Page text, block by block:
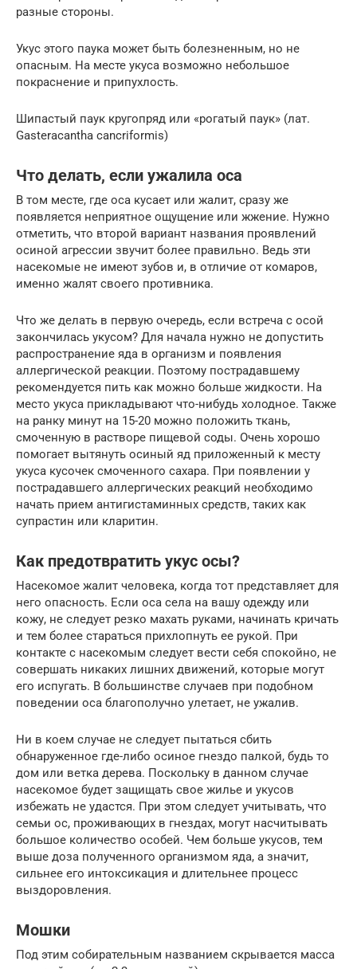
разные стороны.
Укус этого паука может быть болезненным, но не
опасным. На месте укуса возможно небольшое
покраснение и припухлость.
Шипастый паук кругопряд или «рогатый паук» (лат.
Gasteracantha cancriformis)
Что делать, если ужалила оса
В том месте, где оса кусает или жалит, сразу же
появляется неприятное ощущение или жжение. Нужно
отметить, что второй вариант названия проявлений
осиной агрессии звучит более правильно. Ведь эти
насекомые не имеют зубов и, в отличие от комаров,
именно жалят своего противника.
Что же делать в первую очередь, если встреча с осой
закончилась укусом? Для начала нужно не допустить
распространение яда в организм и появления
аллергической реакции. Поэтому пострадавшему
рекомендуется пить как можно больше жидкости. На
место укуса прикладывают что-нибудь холодное. Также
на ранку минут на 15-20 можно положить ткань,
смоченную в растворе пищевой соды. Очень хорошо
помогает вытянуть осиный яд приложенный к месту
укуса кусочек смоченного сахара. При появлении у
пострадавшего аллергических реакций необходимо
начать прием антигистаминных средств, таких как
супрастин или кларитин.
Как предотвратить укус осы?
Насекомое жалит человека, когда тот представляет для
него опасность. Если оса села на вашу одежду или
кожу, не следует резко махать руками, начинать кричать
и тем более стараться прихлопнуть ее рукой. При
контакте с насекомым следует вести себя спокойно, не
совершать никаких лишних движений, которые могут
его испугать. В большинстве случаев при подобном
поведении оса благополучно улетает, не ужалив.
Ни в коем случае не следует пытаться сбить
обнаруженное где-либо осиное гнездо палкой, будь то
дом или ветка дерева. Поскольку в данном случае
насекомое будет защищать свое жилье и укусов
избежать не удастся. При этом следует учитывать, что
семьи ос, проживающих в гнездах, могут насчитывать
большое количество особей. Чем больше укусов, тем
выше доза полученного организмом яда, а значит,
сильнее его интоксикация и длительнее процесс
выздоровления.
Мошки
Под этим собирательным названием скрывается масса